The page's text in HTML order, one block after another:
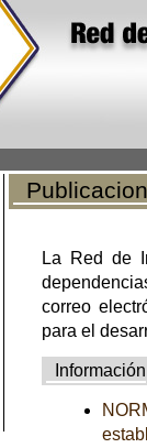
La Red de
correo
para el
Información